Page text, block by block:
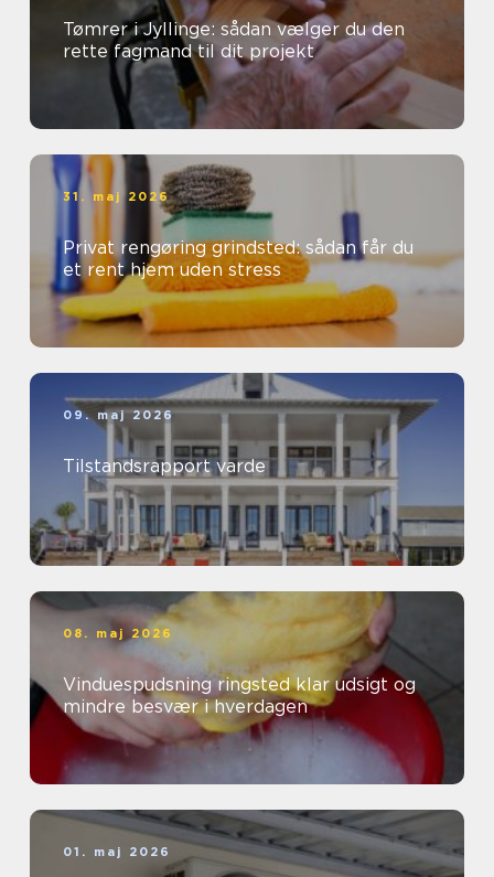
Tømrer i Jyllinge: sådan vælger du den
rette fagmand til dit projekt
31. maj 2026
Privat rengøring grindsted: sådan får du
et rent hjem uden stress
09. maj 2026
Tilstandsrapport varde
08. maj 2026
Vinduespudsning ringsted klar udsigt og
mindre besvær i hverdagen
01. maj 2026